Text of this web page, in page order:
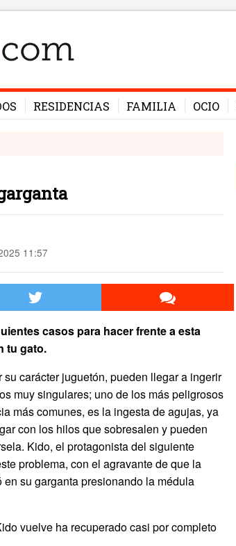
RESIDENCIAS FAMILIA OCIO
11:57
casos para hacer frente a esta
tu gato.
su carácter juguetón, pueden llegar a ingerir
muy singulares; uno de los más peligrosos
más comunes, es la ingesta de agujas, ya
con los hilos que sobresalen y pueden
Kido, el protagonista del siguiente
problema, con el agravante de que la
en su garganta presionando la médula
vuelve ha recuperado casi por completo